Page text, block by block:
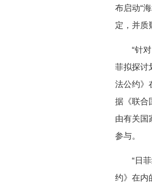
布启动“
定，并质
“针对日
菲拟探讨
法公约》
据《联合
由有关国
参与。
“日菲
约》在内